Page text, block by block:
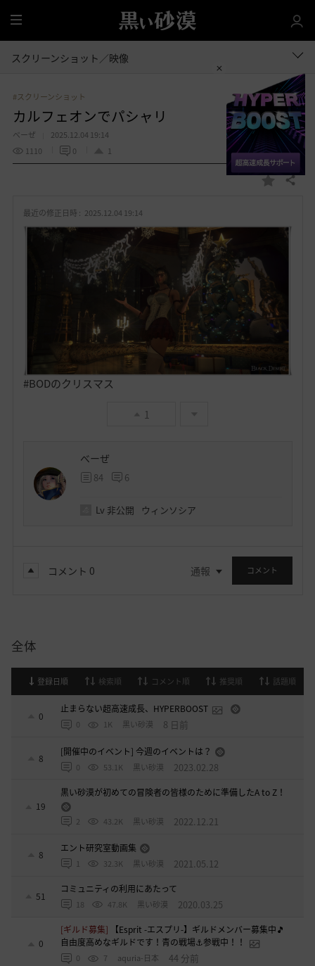
全
体
スクリーンショット／映像
#スクリーンショット
カルフェオンでパシャリ
べーぜ
2025.12.04 19:14
1110
0 1
お 共有する
最近の修正日時 : 2025.12.04 19:14
#BODのクリスマス
1
べーぜ
84 6
Lv 非公開 ウィンソシア
コメント 0 通報 コメント
全体
登録日順 検索順 コメント順 推奨順 話題順
0
止まらない超高速成長、HYPERBOOST
0 1K 黒い砂漠 8 日前
8
[開催中のイベント] 今週のイベントは？
0 53.1K 黒い砂漠 2023.02.28
19
黒い砂漠が初めての冒険者の皆様のために準備したA to Z！
2 43.2K 黒い砂漠 2022.12.21
8
エント研究室動画集
1 32.3K 黒い砂漠 2021.05.12
51
コミュニティの利用にあたって
18 47.8K 黒い砂漠 2020.03.25
0
[ギルド募集]
【Esprit -エスプリ-】ギルドメンバー募集中🎵
自由度高めなギルドです！青の戦場⚓参戦中！！
0 7 aquria-日本 44 分前